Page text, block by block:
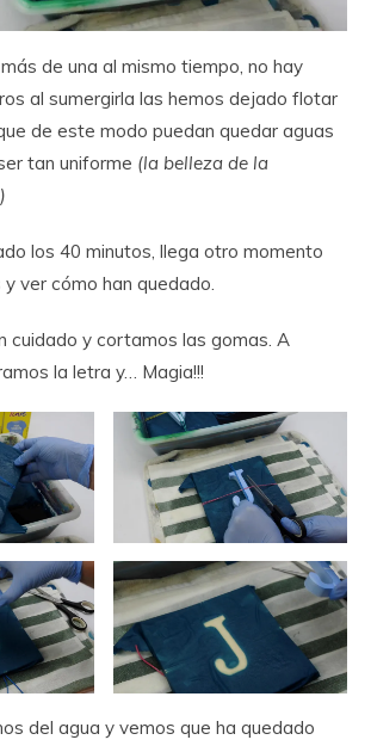
de una al mismo tiempo, no hay
al sumergirla las hemos dejado flotar
de este modo puedan quedar aguas
tan uniforme (la belleza de la
)
los 40 minutos, llega otro momento
ver cómo han quedado.
cuidado y cortamos las gomas. A
la letra y… Magia!!!
del agua y vemos que ha quedado